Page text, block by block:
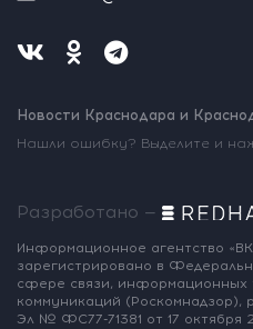
Новости Краснодара и
Нашли ошибку? Выделите и
Разработано —
Информационное агентство «ВК
зарегистрировано в
сфере связи, информационных
коммуникаций (Роскомнадзор),
Эл № ФС77-71381 от 17 октября